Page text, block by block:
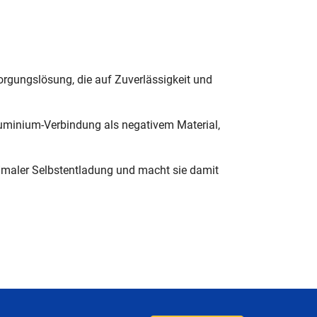
die auf Zuverlässigkeit und
Verbindung als negativem Material,
Selbstentladung und macht sie damit